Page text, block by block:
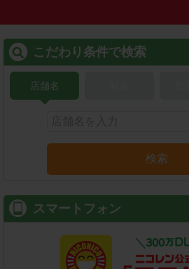
こだわり条件で検索
店舗名
検索
スマートフォン